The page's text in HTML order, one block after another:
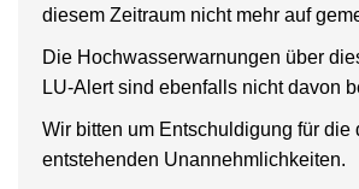
diesem Zeitraum nicht mehr auf
Die Hochwasserwarnungen über
LU-Alert sind ebenfalls nicht davon
Wir bitten um Entschuldigung für die
entstehenden Unannehmlichkeiten.